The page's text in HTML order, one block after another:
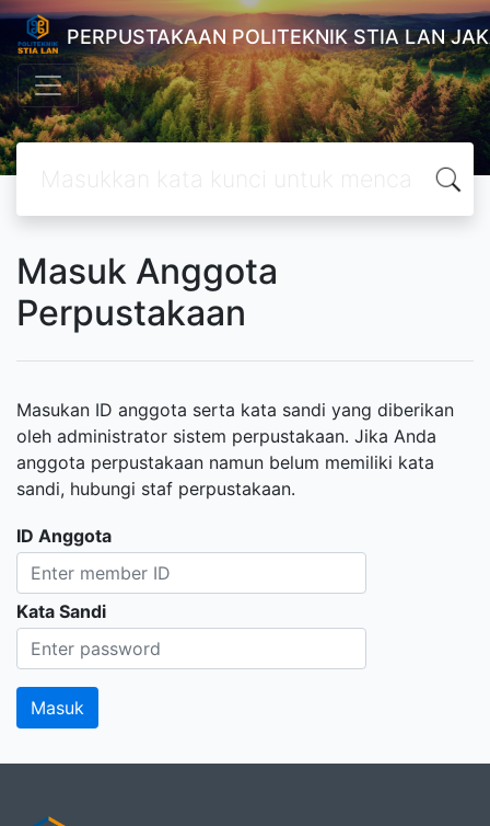
PERPUSTAKAAN POLITEKNIK STIA LAN
Masuk Anggota
Perpustakaan
Masukan ID anggota serta kata sandi yang diberikan
oleh administrator sistem perpustakaan. Jika Anda
anggota perpustakaan namun belum memiliki kata
sandi, hubungi staf perpustakaan.
ID Anggota
Kata Sandi